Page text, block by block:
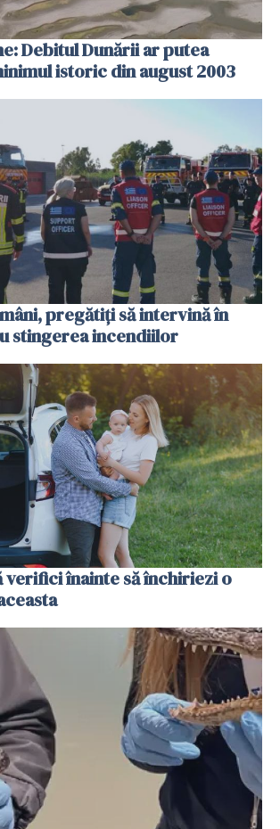
Debitul Dunării ar putea
istoric din august 2003
pregătiţi să intervină în
stingerea incendiilor
verifici înainte să închiriezi o